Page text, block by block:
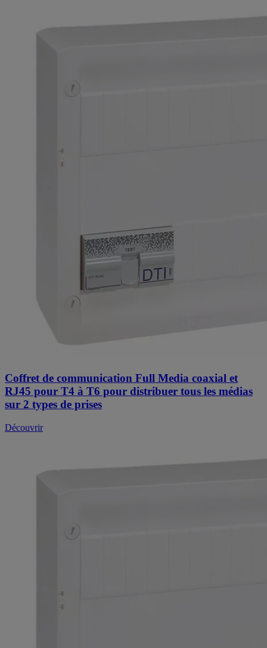
Coffret de communication Full Media coaxial et
RJ45 pour T4 à T6 pour distribuer tous les médias
sur 2 types de prises
Découvrir